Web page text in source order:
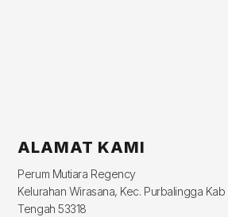
ALAMAT KAMI
Perum Mutiara Regency
Kelurahan Wirasana, Kec. Purbalingga
Tengah 53318